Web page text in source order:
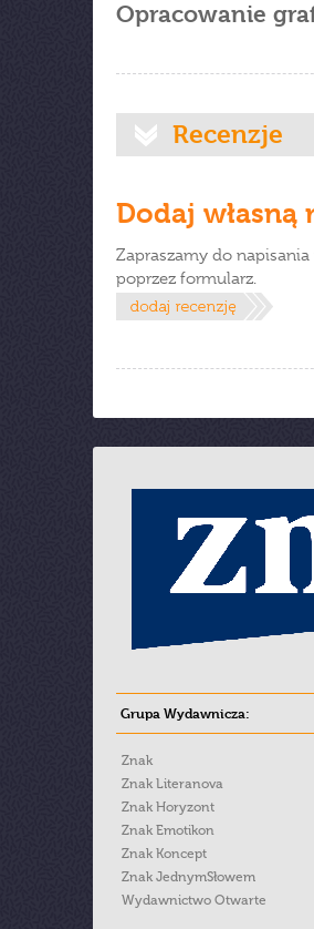
Opracowanie
Recenzje
Dodaj własną
Zapraszamy do napisania
poprzez formularz.
Grupa Wydawnicza:
Znak
Znak Literanova
Znak Horyzont
Znak Emotikon
Znak Koncept
Znak JednymSłowem
Wydawnictwo Otwarte